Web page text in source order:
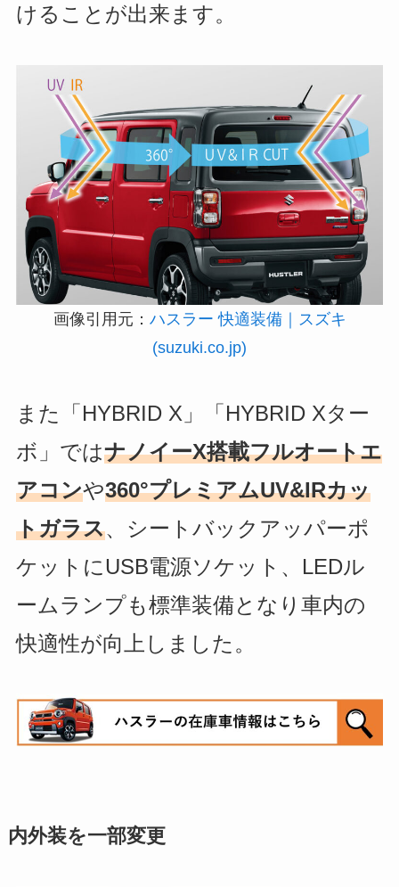
けることが出来ます。
画像引用元： ハスラー 快適装備｜スズキ
(suzuki.co.jp)
また「HYBRID X」「HYBRID Xター
ボ」ではナノイーX搭載フルオートエ
アコンや360°プレミアムUV&IRカッ
トガラス、シートバックアッパーポ
ケットにUSB電源ソケット、LEDル
ームランプも標準装備となり車内の
快適性が向上しました。
内外装を一部変更